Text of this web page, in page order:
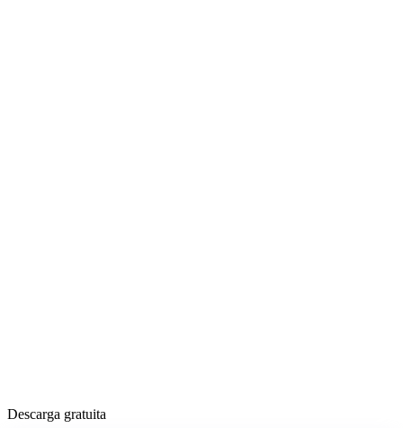
Descarga gratuita